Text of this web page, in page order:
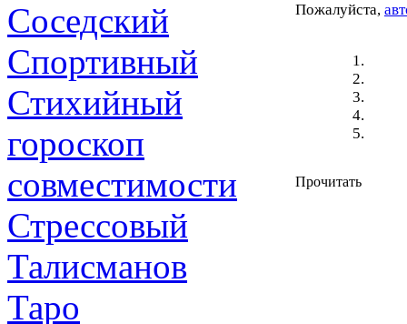
Соседский
Спортивный
Стихийный
гороскоп
совместимости
Стрессовый
Талисманов
Таро
Пожалуйста,
Прочитать